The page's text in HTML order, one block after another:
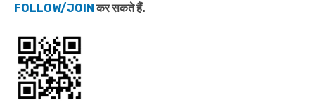
FOLLOW/JOINकर सकते हैं.